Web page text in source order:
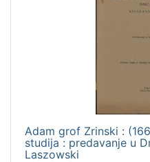
Adam grof Zrinski :
studija : predavanje u
Laszowski